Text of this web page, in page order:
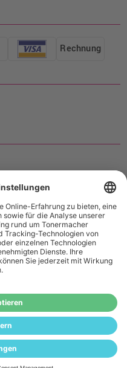
Rechnung
Befindet sich ein Warenwert
Artikeln in Ihrem Warenkorb, ist der
tonermacher.de richtet sich
Sie Wiederverkäufer sind,
Händler-Portal